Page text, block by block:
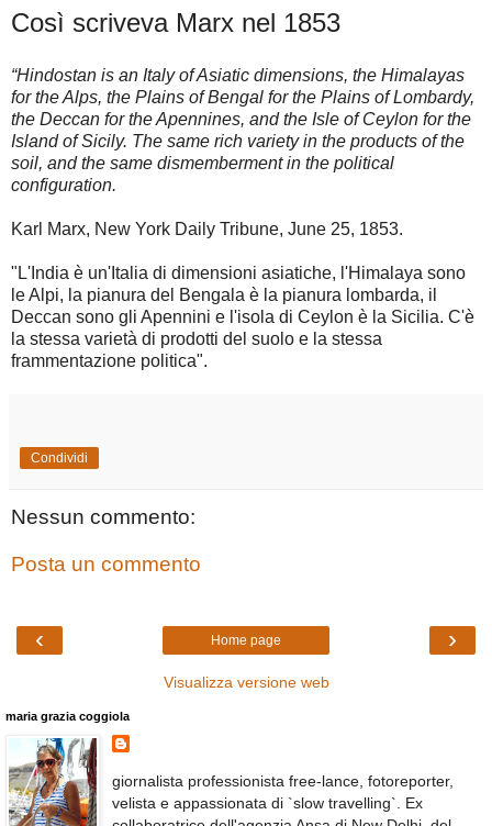
Così scriveva Marx nel 1853
“Hindostan is an Italy of Asiatic dimensions, the Himalayas
for the Alps, the Plains of Bengal for the Plains of Lombardy,
the Deccan for the Apennines, and the Isle of Ceylon for the
Island of Sicily. The same rich variety in the products of the
soil, and the same dismemberment in the political
configuration.
Karl Marx, New York Daily Tribune, June 25, 1853.
"L'India è un'Italia di dimensioni asiatiche, l'Himalaya sono
le Alpi, la pianura del Bengala è la pianura lombarda, il
Deccan sono gli Apennini e l'isola di Ceylon è la Sicilia. C'è
la stessa varietà di prodotti del suolo e la stessa
frammentazione politica".
Condividi
Nessun commento:
Posta un commento
‹ ›
Home page
Visualizza versione web
maria grazia coggiola
giornalista professionista free-lance, fotoreporter,
velista e appassionata di `slow travelling`. Ex